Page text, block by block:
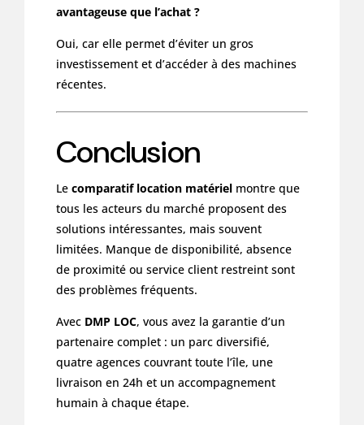
avantageuse que l’achat ?
Oui, car elle permet d’éviter un gros
investissement et d’accéder à des machines
récentes.
Conclusion
Le comparatif location matérielmontre que
tous les acteurs du marché proposent des
solutions intéressantes, mais souvent
limitées. Manque de disponibilité, absence
de proximité ou service client restreint sont
des problèmes fréquents.
Avec DMP LOC, vous avez la garantie d’un
partenaire complet : un parc diversifié,
quatre agences couvrant toute l’île, une
livraison en 24h et un accompagnement
humain à chaque étape.